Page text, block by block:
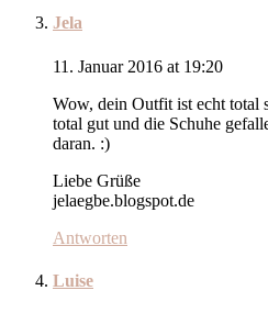
Jela
11. Januar 2016 at 19:20
Wow, dein Outfit ist echt total
total gut und die Schuhe
daran. :)
Liebe Grüße
jelaegbe.blogspot.de
Antworten
Luise